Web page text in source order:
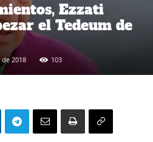
Ezzati
el Tedeum de
2018 103